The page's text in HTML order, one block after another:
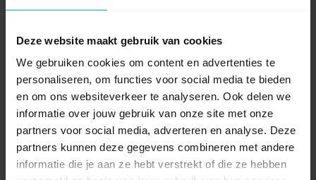
Deze website maakt gebruik van cookies
We gebruiken cookies om content en advertenties te
personaliseren, om functies voor social media te bieden
en om ons websiteverkeer te analyseren. Ook delen we
informatie over jouw gebruik van onze site met onze
partners voor social media, adverteren en analyse. Deze
partners kunnen deze gegevens combineren met andere
informatie die je aan ze hebt verstrekt of die ze hebben